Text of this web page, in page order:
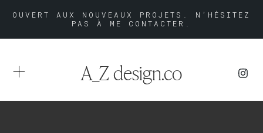
OUVERT AUX NOUVEAUX PROJETS. N’HÉSITEZ
PAS À ME CONTACTER.
A_Z design.co